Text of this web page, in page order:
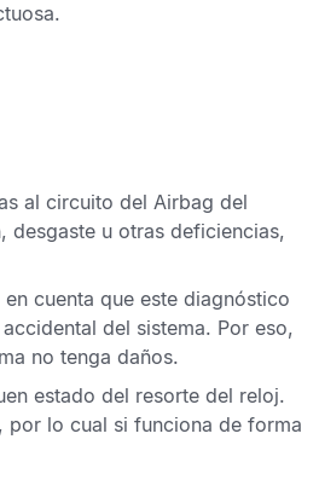
al circuito del Airbag del
desgaste u otras deficiencias,
cuenta que este diagnóstico
del sistema. Por eso,
no tenga daños.
estado del resorte del reloj.
, por lo cual si funciona de forma